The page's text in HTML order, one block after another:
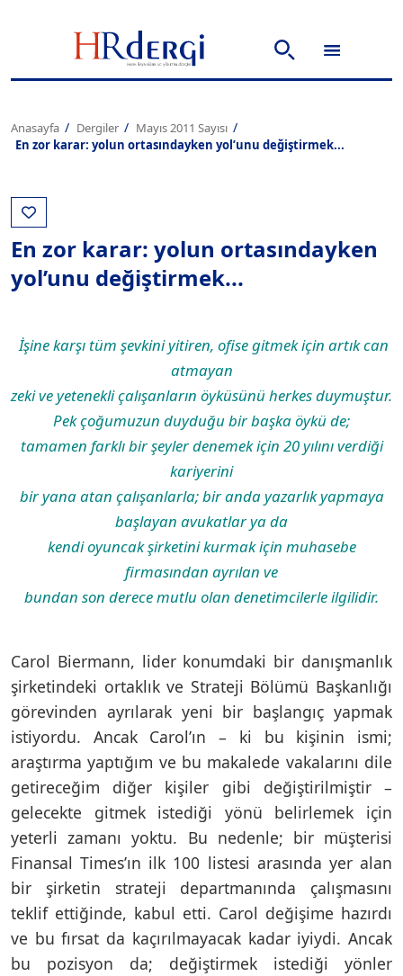
Anasayfa Dergiler
Mayıs 2011 Sayısı
En zor karar: yolun ortasındayken yol’unu değiştirmek...
En zor karar: yolun ortasındayken
yol’unu değiştirmek...
İşine karşı tüm şevkini yitiren, ofise gitmek için artık can
atmayan
zeki ve yetenekli çalışanların öyküsünü herkes duymuştur.
Pek çoğumuzun duyduğu bir başka öykü de;
tamamen farklı bir şeyler denemek için 20 yılını verdiği
kariyerini
bir yana atan çalışanlarla; bir anda yazarlık yapmaya
başlayan avukatlar ya da
kendi oyuncak şirketini kurmak için muhasebe
firmasından ayrılan ve
bundan son derece mutlu olan denetimcilerle ilgilidir.
Carol Biermann, lider konumdaki bir danışmanlık
şirketindeki ortaklık ve Strateji Bölümü Başkanlığı
görevinden ayrılarak yeni bir başlangıç yapmak
istiyordu. Ancak Carol’ın – ki bu kişinin ismi;
araştırma yaptığım ve bu makalede vakalarını dile
getireceğim diğer kişiler gibi değiştirilmiştir –
gelecekte gitmek istediği yönü belirlemek için
yeterli zamanı yoktu. Bu nedenle; bir müşterisi
Finansal Times’ın ilk 100 listesi arasında yer alan
bir şirketin strateji departmanında çalışmasını
teklif ettiğinde, kabul etti. Carol değişime hazırdı
ve bu fırsat da kaçırılmayacak kadar iyiydi. Ancak
bu pozisyon da; değiştirmek istediği yönler